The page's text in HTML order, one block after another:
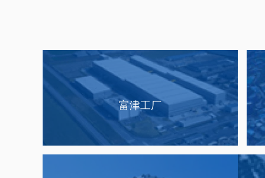
富津工厂